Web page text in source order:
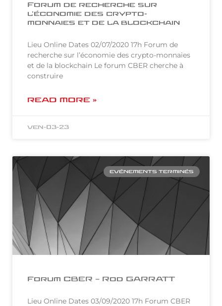
Forum de recherche sur
l’économie des crypto-
monnaies et de la blockchain
Lieu Online Dates 02/07/2020 17h Forum de
recherche sur l’économie des crypto-monnaies
et de la blockchain Le forum CBER cherche à
construire
READ MORE »
ven-03-23
EVÉNEMENTS TERMINÉS
Forum CBER – Rod GARRATT
Lieu Online Dates 03/09/2020 17h Forum CBER